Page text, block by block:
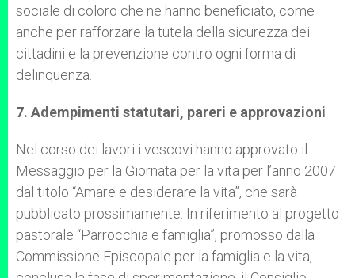
sociale di coloro che ne hanno beneficiato, come
anche per rafforzare la tutela della sicurezza dei
cittadini e la prevenzione contro ogni forma di
delinquenza.
7. Adempimenti statutari, pareri e approvazioni
Nel corso dei lavori i vescovi hanno approvato il
Messaggio per la Giornata per la vita per l’anno 2007
dal titolo “Amare e desiderare la vita”, che sarà
pubblicato prossimamente. In riferimento al progetto
pastorale “Parrocchia e famiglia”, promosso dalla
Commissione Episcopale per la famiglia e la vita,